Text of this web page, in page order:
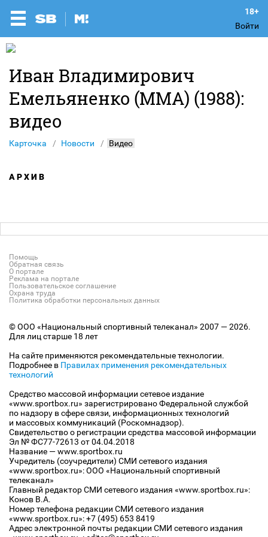
Войти
Иван Владимирович
Емельяненко (ММА) (1988):
видео
Карточка Новости Видео
АРХИВ
Помощь
Обратная связь
О портале
Реклама на портале
Пользовательское соглашение
Охрана труда
Политика обработки персональных данных
© ООО «Национальный спортивный телеканал» 2007 — 2026.
Для лиц старше 18 лет
На сайте применяются рекомендательные технологии.
Подробнее в Правилах применения рекомендательных
технологий
Средство массовой информации сетевое издание
«www.sportbox.ru» зарегистрировано Федеральной службой
по надзору в сфере связи, информационных технологий
и массовых коммуникаций (Роскомнадзор).
Свидетельство о регистрации средства массовой информации
Эл № ФС77-72613 от 04.04.2018
Название — www.sportbox.ru
Учредитель (соучредители) СМИ сетевого издания
«www.sportbox.ru»: ООО «Национальный спортивный
телеканал»
Главный редактор СМИ сетевого издания «www.sportbox.ru»:
Конов В.А.
Номер телефона редакции СМИ сетевого издания
«www.sportbox.ru»: +7 (495) 653 8419
Адрес электронной почты редакции СМИ сетевого издания